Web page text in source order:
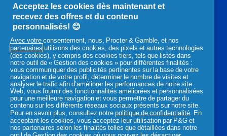
Cuir chevelu sec
Cuir chevelu et cheveux gras
Maladies du cuir chevelu
Routine pour vos cheveux
Produits P&G associés :
YouTube
,
s'ouvre
dans
un
nouvel
onglet
Facebook
,
s'ouvre
dans
un
nouvel
onglet
Instagram
,
s'ouvre
dans
un
nouvel
onglet
Acceptez les cookies dès maintenant et
recevez des offres et du contenu
personnalisés! 😊
Avec votre consentement, nous, Procter & Gamble, et nos
partenaires utilisons des cookies, des pixels et autres technologies
(des cookies), y compris des cookies tiers, tels que listés dans
notre outil de « Gestion des cookies » pour différentes finalités :
vous communiquer des publicités pertinentes sur la base de votre
navigation et de votre profil, déterminer le nombre de visites et
analyser le trafic afin d’améliorer les performances de notre site
Web, vous fournir des fonctionnalités améliorées et personnalisées
pour une meilleure navigation et vous permettre de partager du
contenu sur les différents réseaux sociaux présents sur notre site.
Pour en savoir plus, consultez notrepolitique de confidentialité . En
acceptant les cookies, vous acceptez leur utilisation par P&G et
nos partenaires selon les finalités telles que détaillées dans notre